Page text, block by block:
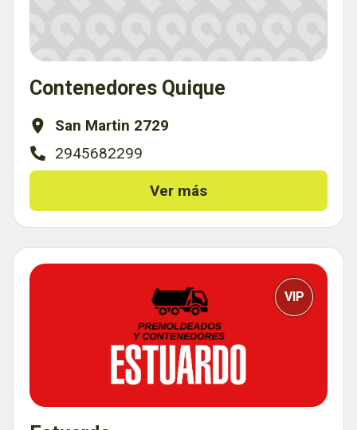
Contenedores Quique
San Martin 2729
2945682299
Ver más
VIP